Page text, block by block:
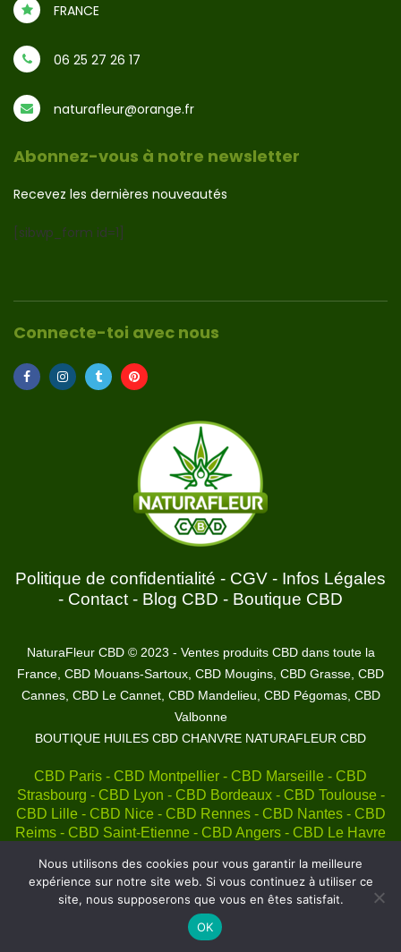
FRANCE
06 25 27 26 17
naturafleur@orange.fr
Abonnez-vous à notre newsletter
Recevez les dernières nouveautés
[sibwp_form id=1]
Connecte-toi avec nous
Politique de confidentialité - CGV - Infos Légales
- Contact - Blog CBD - Boutique CBD
NaturaFleur CBD © 2023 - Ventes produits CBD dans toute la
France, CBD Mouans-Sartoux, CBD Mougins, CBD Grasse, CBD
Cannes, CBD Le Cannet, CBD Mandelieu, CBD Pégomas, CBD
Valbonne
BOUTIQUE HUILES CBD CHANVRE NATURAFLEUR CBD
CBD Paris - CBD Montpellier - CBD Marseille - CBD
Strasbourg - CBD Lyon - CBD Bordeaux - CBD Toulouse -
CBD Lille - CBD Nice - CBD Rennes - CBD Nantes - CBD
Reims - CBD Saint-Etienne - CBD Angers - CBD Le Havre
CBD Le Mans - CBD Roubaix - CBD Brest - CBD Cannes -
CBD Tours - CBD Amiens - CBD Lens - CBD Caen - CBD
Limoges - CBD Metz - CBD Nancy et autres..
Nous utilisons des cookies pour vous garantir la meilleure
expérience sur notre site web. Si vous continuez à utiliser ce
site, nous supposerons que vous en êtes satisfait.
OK